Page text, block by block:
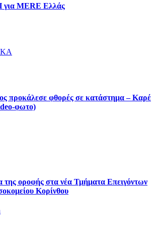
MERE Ελλάς
προκάλεσε φθορές σε κατάστημα – Καρέ
φωτο)
της οροφής στα νέα Τμήματα Επειγόντων
Κορίνθου